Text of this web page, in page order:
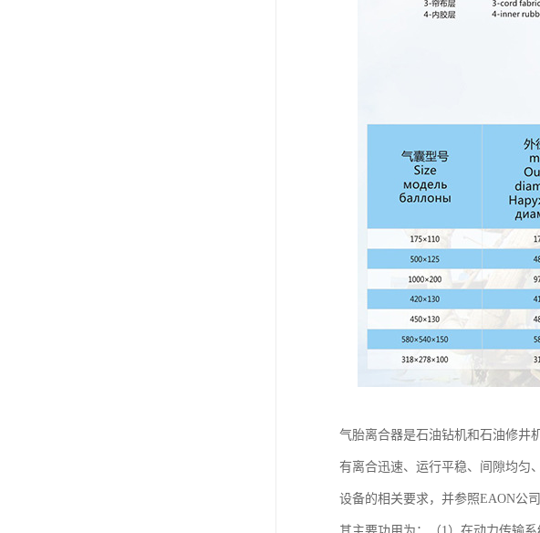
气胎离合器是石油钻机和石油修井
有离合迅速、运行平稳、间隙均匀
设备的相关要求，并参照EAON公